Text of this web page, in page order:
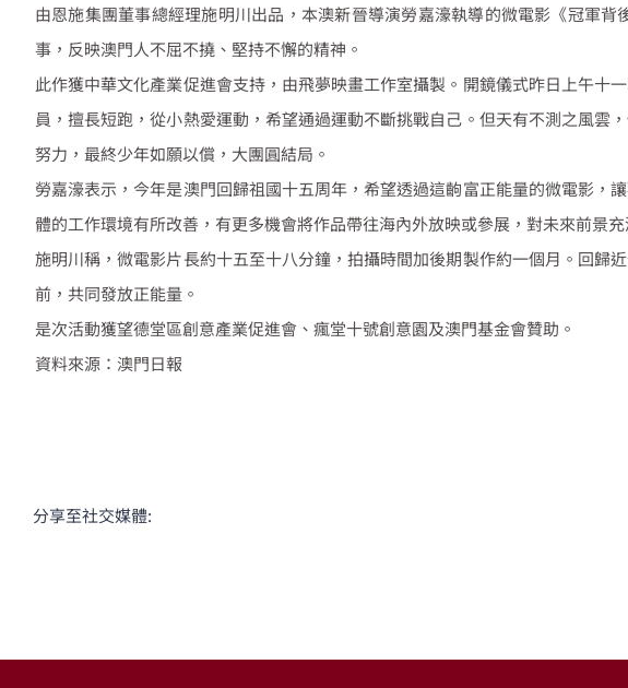
由恩施集團董事總經理施明川出品，本澳新晉導演勞嘉濠執導的微電影《冠軍
事，反映澳門人不屈不撓、堅持不懈的精神。
此作獲中華文化產業促進會支持，由飛夢映畫工作室攝製。開鏡儀式昨日上午
員，擅長短跑，從小熱愛運動，希望通過運動不斷挑戰自己。但天有不測之風
努力，最終少年如願以償，大團圓結局。
勞嘉濠表示，今年是澳門回歸祖國十五周年，希望透過這齣富正能量的微電影
體的工作環境有所改善，有更多機會將作品帶往海內外放映或參展，對未來前景充
施明川稱，微電影片長約十五至十八分鐘，拍攝時間加後期製作約一個月。回
前，共同發放正能量。
是次活動獲望德堂區創意產業促進會、瘋堂十號創意園及澳門基金會贊助。
資料來源：澳門日報
分享至社交媒體: